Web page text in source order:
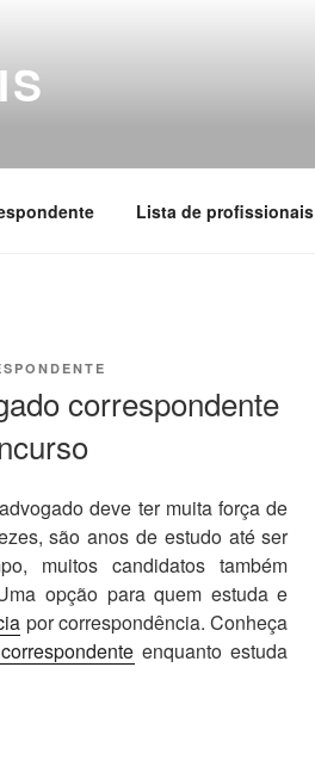
Lista de profissionais
correspondente
deve ter muita força de
são anos de estudo até ser
muitos candidatos também
opção para quem estuda e
por correspondência. Conheça
enquanto estuda